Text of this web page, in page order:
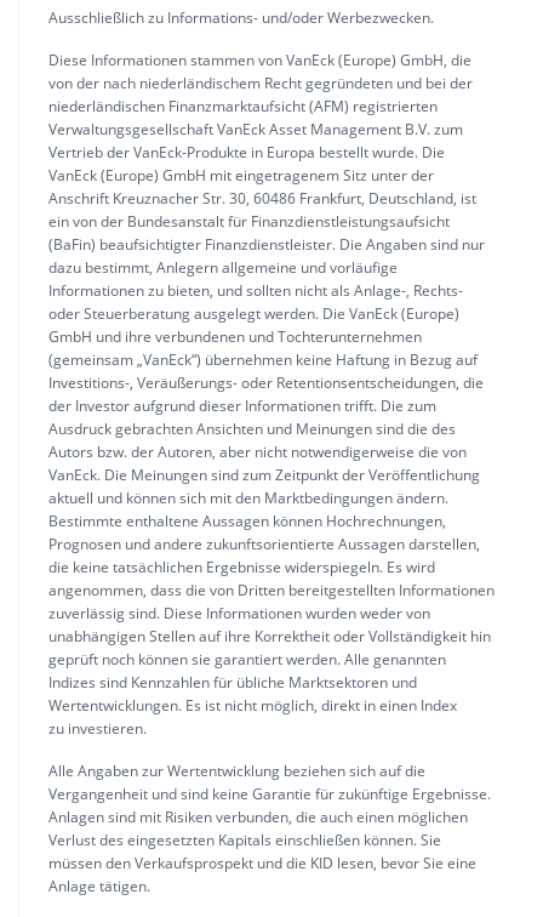
Ausschließlich zu Informations- und/oder Werbezwecken.
Diese Informationen stammen von VanEck (Europe) GmbH, die
von der nach niederländischem Recht gegründeten und bei der
niederländischen Finanzmarktaufsicht (AFM) registrierten
Verwaltungsgesellschaft VanEck Asset Management B.V. zum
Vertrieb der VanEck-Produkte in Europa bestellt wurde. Die
VanEck (Europe) GmbH mit eingetragenem Sitz unter der
Anschrift Kreuznacher Str. 30, 60486 Frankfurt, Deutschland, ist
ein von der Bundesanstalt für Finanzdienstleistungsaufsicht
(BaFin) beaufsichtigter Finanzdienstleister. Die Angaben sind nur
dazu bestimmt, Anlegern allgemeine und vorläufige
Informationen zu bieten, und sollten nicht als Anlage-, Rechts-
oder Steuerberatung ausgelegt werden. Die VanEck (Europe)
GmbH und ihre verbundenen und Tochterunternehmen
(gemeinsam „VanEck“) übernehmen keine Haftung in Bezug auf
Investitions-, Veräußerungs- oder Retentionsentscheidungen, die
der Investor aufgrund dieser Informationen trifft. Die zum
Ausdruck gebrachten Ansichten und Meinungen sind die des
Autors bzw. der Autoren, aber nicht notwendigerweise die von
VanEck. Die Meinungen sind zum Zeitpunkt der Veröffentlichung
aktuell und können sich mit den Marktbedingungen ändern.
Bestimmte enthaltene Aussagen können Hochrechnungen,
Prognosen und andere zukunftsorientierte Aussagen darstellen,
die keine tatsächlichen Ergebnisse widerspiegeln. Es wird
angenommen, dass die von Dritten bereitgestellten Informationen
zuverlässig sind. Diese Informationen wurden weder von
unabhängigen Stellen auf ihre Korrektheit oder Vollständigkeit hin
geprüft noch können sie garantiert werden. Alle genannten
Indizes sind Kennzahlen für übliche Marktsektoren und
Wertentwicklungen. Es ist nicht möglich, direkt in einen Index
zu investieren.
Alle Angaben zur Wertentwicklung beziehen sich auf die
Vergangenheit und sind keine Garantie für zukünftige Ergebnisse.
Anlagen sind mit Risiken verbunden, die auch einen möglichen
Verlust des eingesetzten Kapitals einschließen können. Sie
müssen den Verkaufsprospekt und die KID lesen, bevor Sie eine
Anlage tätigen.